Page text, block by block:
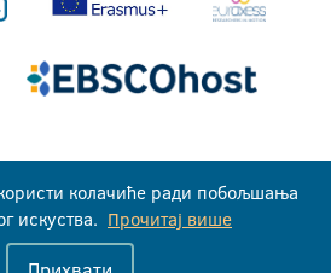
у Бањој Луци © 2026
права задржанаколачиће ради побољшања
искуства. Прочитај више